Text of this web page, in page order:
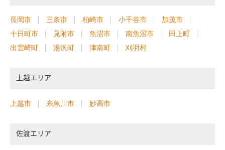
長岡市 三条市 柏崎市 小千谷市
加茂市
十日町市
見附市 魚沼市 南魚沼市
田上町
出雲崎町
湯沢町 津南町 刈羽村
上越エリア
上越市 糸魚川市 妙高市
佐渡エリア